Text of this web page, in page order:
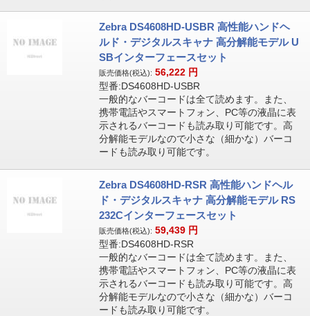
Zebra DS4608HD-USBR 高性能ハンドヘ
ルド・デジタルスキャナ 高分解能モデル U
SBインターフェースセット
販売価格(税込): 56,222 円
型番:DS4608HD-USBR
一般的なバーコードは全て読めます。また、
携帯電話やスマートフォン、PC等の液晶に表
示されるバーコードも読み取り可能です。高
分解能モデルなので小さな（細かな）バーコ
ードも読み取り可能です。
Zebra DS4608HD-RSR 高性能ハンドヘル
ド・デジタルスキャナ 高分解能モデル RS
232Cインターフェースセット
販売価格(税込): 59,439 円
型番:DS4608HD-RSR
一般的なバーコードは全て読めます。また、
携帯電話やスマートフォン、PC等の液晶に表
示されるバーコードも読み取り可能です。高
分解能モデルなので小さな（細かな）バーコ
ードも読み取り可能です。